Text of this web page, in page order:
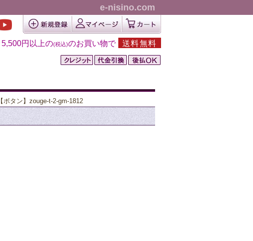
e-nisino.com
5,500円以上の(税込)のお買い物で 送料無料
【ボタン】zouge-t-2-gm-1812